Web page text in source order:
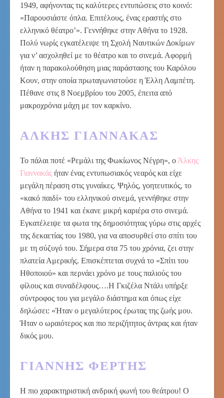
1949, αφήνοντας τις καλύτερες εντυπώσεις στο κοινό:
«Παρουσιάστε όπλα. Επιτέλους, ένας εραστής στο
ελληνικό θέατρο’». Γεννήθηκε στην Αθήνα το 1928.
Πολύ νωρίς εγκατέλειψε τη Σχολή Ναυτικών Δοκίμων
για ν’ ασχοληθεί με το θέατρο και το σινεμά. Αφορμή
ήταν η παρακολούθηση μιας παράστασης του Καρόλου
Κουν, στην οποία πρωταγωνιστούσε η Έλλη Λαμπέτη.
Πέθανε στις 8 Νοεμβρίου του 2005, έπειτα από
μακροχρόνια μάχη με τον καρκίνο.
ΆΛΚΗΣ ΓΙΑΝΝΑΚΆΣ
Το πάλαι ποτέ «Ρεμάλι της Φωκίωνος Νέγρη», ο Άλκης
Γιαννακάς ήταν ένας εντυπωσιακός νεαρός και είχε
μεγάλη πέραση στις γυναίκες. Ψηλός, γοητευτικός, το
«κακό παιδί» του ελληνικού σινεμά, γεννήθηκε στην
Αθήνα το 1941 και έκανε μικρή καριέρα στο σινεμά.
Εγκατέλειψε τα φωτα της δημοσιότητας γύρω στις αρχές
της δεκαετίας του 1980, για να αποσυρθεί στο σπίτι του
με τη σύζυγό του. Σήμερα στα 75 του χρόνια, ζει στην
πλατεία Αμερικής. Επισκέπτεται συχνά το «Σπίτι του
Ηθοποιού» και περνάει χρόνο με τους παλιούς του
φίλους και συναδέλφους….Η Γκιζέλα Ντάλι υπήρξε
σύντροφος του για μεγάλο διάστημα και όπως είχε
δηλώσει: «Ήταν ο μεγαλύτερος έρωτας της ζωής μου.
Ήταν ο ωραιότερος και πιο περιζήτητος άντρας και ήταν
δικός μου.
ΓΙΆΝΝΗΣ ΦΈΡΤΗΣ
Η πιο χαρακτηριστική ανδρική φωνή του θεάτρου! Ο